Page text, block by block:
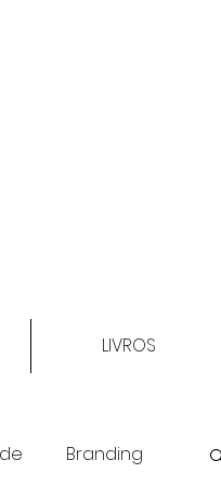
LIVROS
Branding